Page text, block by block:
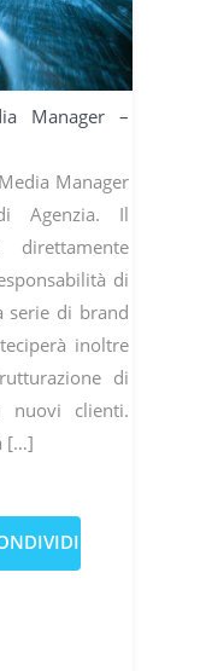
Manager –
Manager
Agenzia. Il
di
serie di brand
inoltre
di
nuovi clienti.
[…]